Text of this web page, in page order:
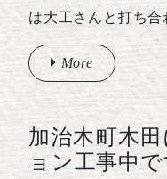
は大工さんと打ち合
More
加治木町木
ョン工事中で